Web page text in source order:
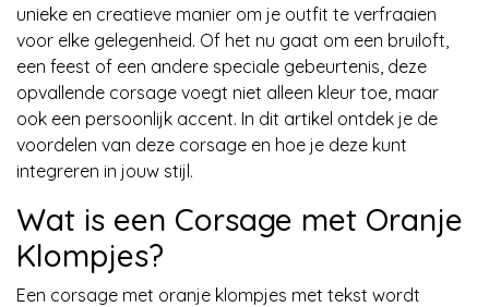
unieke en creatieve manier om je outfit te verfraaien
voor elke gelegenheid. Of het nu gaat om een bruiloft,
een feest of een andere speciale gebeurtenis, deze
opvallende corsage voegt niet alleen kleur toe, maar
ook een persoonlijk accent. In dit artikel ontdek je de
voordelen van deze corsage en hoe je deze kunt
integreren in jouw stijl.
Wat is een Corsage met Oranje
Klompjes?
Een corsage met oranje klompjes met tekst wordt